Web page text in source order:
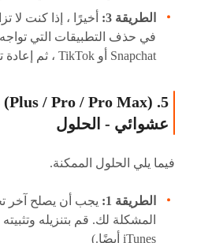
الطريقة 3:
أخيرًا ، إذا كنت لا
في حذف التطبيقات التي
Snapchat أو TikTok ، ثم إعادة تثبيتها من App Store مرة أخرى.
عشوائي - الحلول
فيما يلي الحلول الممكنة.
الطريقة 1:
المشكلة لك. قم بتنزيله
iTunes أيضًا.)